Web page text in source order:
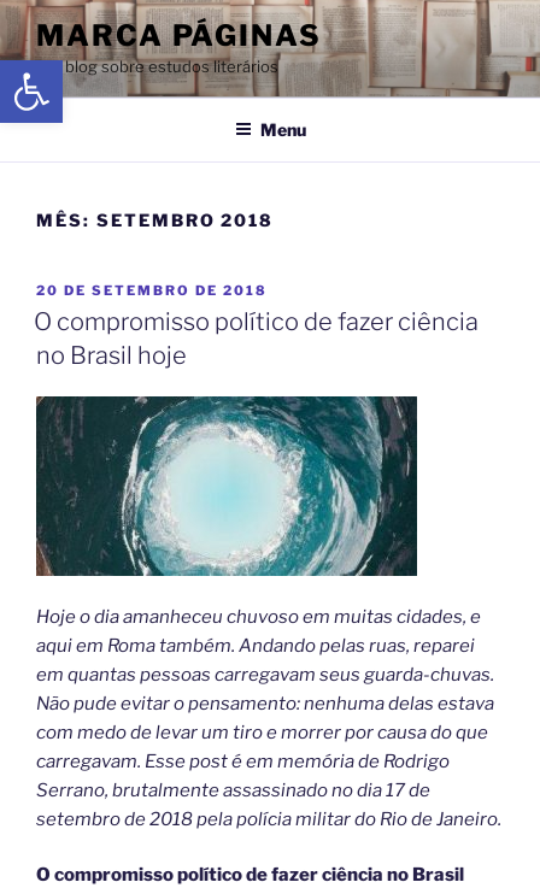
Abrir a barra de ferramentas
MARCA PÁGINAS
Um blog sobre estudos literários
Menu
MÊS: SETEMBRO 2018
20 DE SETEMBRO DE 2018
O compromisso político de fazer ciência
no Brasil hoje
Hoje o dia amanheceu chuvoso em muitas cidades, e
aqui em Roma também. Andando pelas ruas, reparei
em quantas pessoas carregavam seus guarda-chuvas.
Não pude evitar o pensamento: nenhuma delas estava
com medo de levar um tiro e morrer por causa do que
carregavam. Esse post é em memória de Rodrigo
Serrano, brutalmente assassinado no dia 17 de
setembro de 2018 pela polícia militar do Rio de Janeiro.
O compromisso político de fazer ciência no Brasil